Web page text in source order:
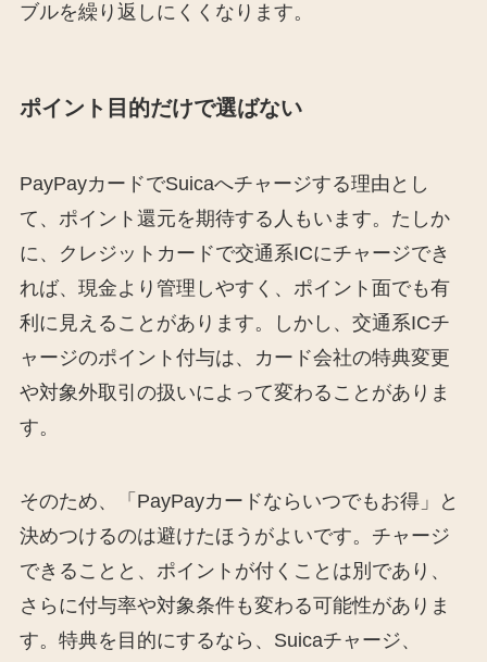
ブルを繰り返しにくくなります。
ポイント目的だけで選ばない
PayPayカードでSuicaへチャージする理由とし
て、ポイント還元を期待する人もいます。たしか
に、クレジットカードで交通系ICにチャージでき
れば、現金より管理しやすく、ポイント面でも有
利に見えることがあります。しかし、交通系ICチ
ャージのポイント付与は、カード会社の特典変更
や対象外取引の扱いによって変わることがありま
す。
そのため、「PayPayカードならいつでもお得」と
決めつけるのは避けたほうがよいです。チャージ
できることと、ポイントが付くことは別であり、
さらに付与率や対象条件も変わる可能性がありま
す。特典を目的にするなら、Suicaチャージ、